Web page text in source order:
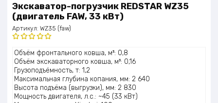
Экскаватор-погрузчик REDSTAR WZ35
(двигатель FAW, 33 кВт)
Артикул: WZ35 (faw)
Оценка
5.00из 5
Объём фронтального ковша, м³: 0,8
Объём экскаваторного ковша, м³: 0,16
Грузоподъёмность, т: 1,2
Максимальная глубина копания, мм: 2 640
Высота подъёма (выгрузки), мм: 2 830
Мощность двигателя, л.с.: ~45 (33 кВт)